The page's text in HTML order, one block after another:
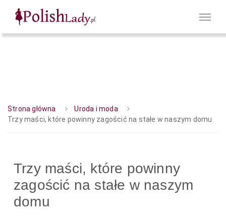
Strona główna
Uroda i moda
Trzy maści, które powinny zagościć na stałe w naszym domu
Trzy maści, które powinny
zagościć na stałe w naszym
domu